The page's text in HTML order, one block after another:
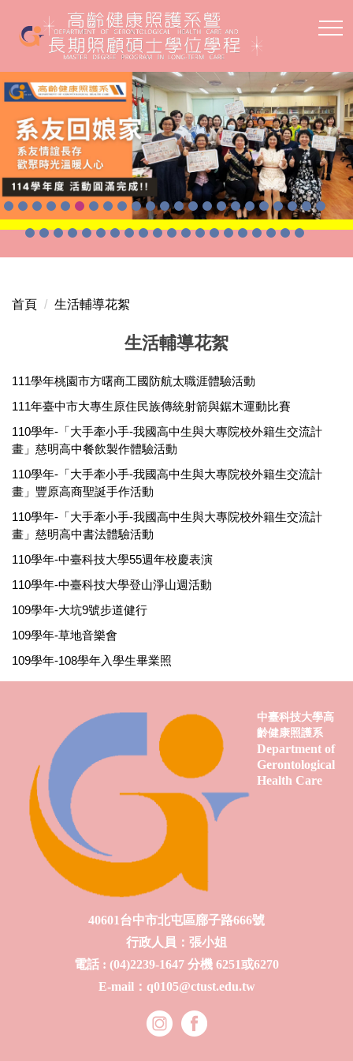
要
內
區
首頁 生活輔導花絮
生活輔導花絮
111學年桃園市方曙商工國防航太職涯體驗活動
111年臺中市大專生原住民族傳統射箭與鋸木運動比賽
110學年-「大手牽小手-我國高中生與大專院校外籍生交流計
畫」慈明高中餐飲製作體驗活動
110學年-「大手牽小手-我國高中生與大專院校外籍生交流計
畫」豐原高商聖誕手作活動
110學年-「大手牽小手-我國高中生與大專院校外籍生交流計
畫」慈明高中書法體驗活動
110學年-中臺科技大學55週年校慶表演
110學年-中臺科技大學登山淨山週活動
109學年-大坑9號步道健行
109學年-草地音樂會
109學年-108學年入學生畢業照
中臺科技大學高
齡健康照護系
Department of
Gerontological
Health Care
40601台中市北屯區廍子路666號
行政人員：張小姐
電話 : (04)2239-1647 分機 6251或6270
E-mail：q0105@ctust.edu.tw